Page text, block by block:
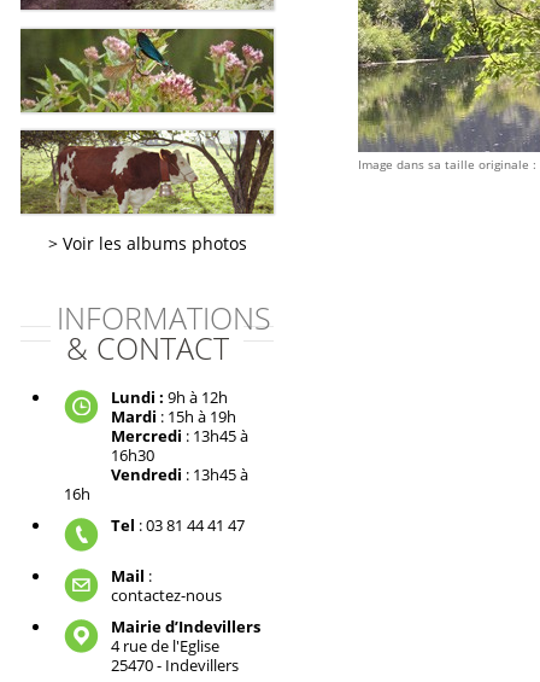
Voir les albums photos
INFORMATIONS
& CONTACT
Lundi : 9h à 12h
Mardi : 15h à 19h
Mercredi : 13h45 à
16h30
Vendredi : 13h45 à
16h
Tel : 03 81 44 41 47
Mail :
contactez-nous
Mairie d’Indevillers
4 rue de l'Eglise
25470 - Indevillers
Image dans sa taille originale :